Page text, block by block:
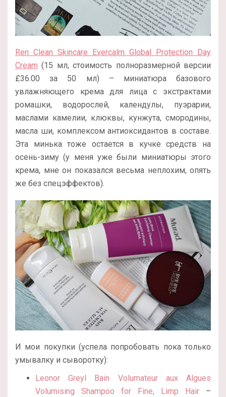
Ren Clean Skincare Evercalm Global Protection Day
Cream (15 мл, стоимость полноразмерной версии
£36.00 за 50 мл) – миниатюра базового
увлажняющего крема для лица с экстрактами
ромашки, водорослей, календулы, пуэрарии,
маслами камелии, клюквы, кунжута, смородины,
масла ши, комплексом антиоксидантов в составе.
Эта минька тоже остается в кучке средств на
осень-зиму (у меня уже были миниатюры этого
крема, мне он показался весьма неплохим, опять
же без спецэффектов).
И мои покупки (успела попробовать пока только
умывалку и сыворотку):
Leonor Greyl Bain Volumateur aux Algues
Volumising Shampoo for Fine, Limp Hair –